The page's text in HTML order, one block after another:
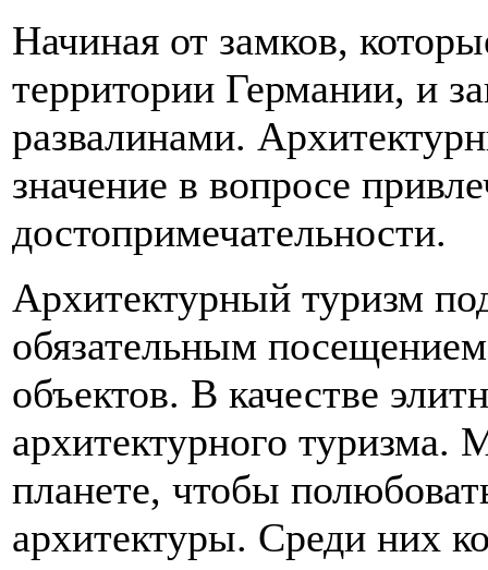
Начиная от замков,
территории Германии, и
развалинами.
значение в вопросе
достопримечательности.
Архитектурный туризм
обязательным
объектов. В качестве
архитектурного туризма.
планете, чтобы
архитектуры. Среди них